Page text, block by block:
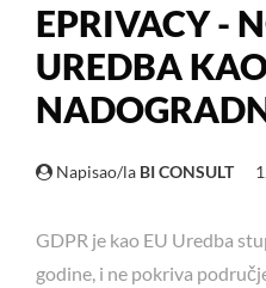
EPRIVACY -
UREDBA
Napisao/la BI CONSULT
GDPR je kao EU Uredba
godine, i ne pokriva